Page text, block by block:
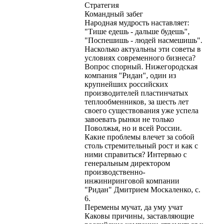
Стратегия
Командный забег
Народная мудрость наставляет:
"Тише едешь - дальше будешь",
"Поспешишь - людей насмешишь".
Насколько актуальны эти советы в
условиях современного бизнеса?
Вопрос спорный. Нижегородская
компания "Ридан", один из
крупнейших российских
производителей пластинчатых
теплообменников, за шесть лет
своего существования уже успела
завоевать рынки не только
Поволжья, но и всей России.
Какие проблемы влечет за собой
столь стремительный рост и как с
ними справиться? Интервью с
генеральным директором
производственно-
инжиниринговой компании
"Ридан" Дмитрием Москаленко, с.
6.
Перемены мучат, да уму учат
Каковы причины, заставляющие